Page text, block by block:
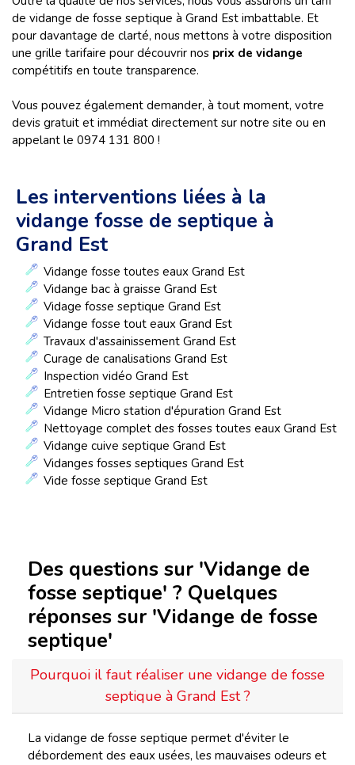
de vidange de fosse septique à Grand Est imbattable. Et
pour davantage de clarté, nous mettons à votre disposition
une grille tarifaire pour découvrir nos prix de vidange
compétitifs en toute transparence.
Vous pouvez également demander, à tout moment, votre
devis gratuit et immédiat directement sur notre site ou en
appelant le 0974 131 800 !
Les interventions liées à la
vidange fosse de septique à
Grand Est
Vidange fosse toutes eaux Grand Est
Vidange bac à graisse Grand Est
Vidage fosse septique Grand Est
Vidange fosse tout eaux Grand Est
Travaux d'assainissement Grand Est
Curage de canalisations Grand Est
Inspection vidéo Grand Est
Entretien fosse septique Grand Est
Vidange Micro station d'épuration Grand Est
Nettoyage complet des fosses toutes eaux Grand Est
Vidange cuive septique Grand Est
Vidanges fosses septiques Grand Est
Vide fosse septique Grand Est
Des questions sur 'Vidange de
fosse septique' ? Quelques
réponses sur 'Vidange de fosse
septique'
Pourquoi il faut réaliser une vidange de fosse
septique à Grand Est ?
La vidange de fosse septique permet d'éviter le
débordement des eaux usées, les mauvaises odeurs et